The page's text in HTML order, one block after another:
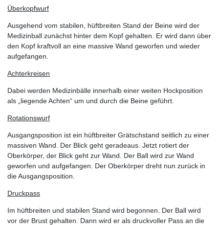
Überkopfwurf
Ausgehend vom stabilen, hüftbreiten Stand der Beine wird der
Medizinball zunächst hinter dem Kopf gehalten. Er wird dann über
den Kopf kraftvoll an eine massive Wand geworfen und wieder
aufgefangen.
Achterkreisen
Dabei werden Medizinbälle innerhalb einer weiten Hockposition
als „liegende Achten“ um und durch die Beine geführt.
Rotationswurf
Ausgangsposition ist ein hüftbreiter Grätschstand seitlich zu einer
massiven Wand. Der Blick geht geradeaus. Jetzt rotiert der
Oberkörper, der Blick geht zur Wand. Der Ball wird zur Wand
geworfen und aufgefangen. Der Oberkörper dreht nun zurück in
die Ausgangsposition.
Druckpass
Im hüftbreiten und stabilen Stand wird begonnen. Der Ball wird
vor der Brust gehalten. Dann wird er als druckvoller Pass an die